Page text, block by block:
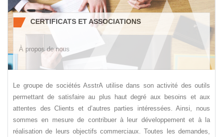
CERTIFICATS ET ASSOCIATIONS
À propos de nous
Le groupe de sociétés AsstrA utilise dans son activité des outils
permettant de satisfaire au plus haut degré aux besoins et aux
attentes des Clients et d’autres parties intéressées. Ainsi, nous
sommes en mesure de contribuer à leur développement et à la
réalisation de leurs objectifs commerciaux. Toutes les demandes,